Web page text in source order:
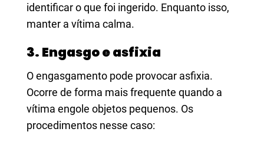
identificar o que foi ingerido. Enquanto isso,
manter a vítima calma.
3. Engasgo e asfixia
O engasgamento pode provocar asfixia.
Ocorre de forma mais frequente quando a
vítima engole objetos pequenos. Os
procedimentos nesse caso: